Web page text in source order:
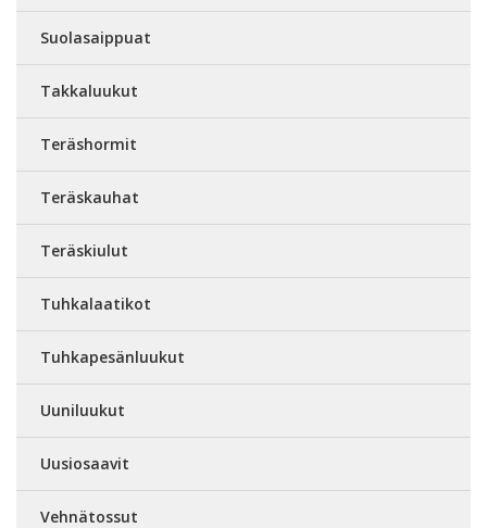
Suolasaippuat
Takkaluukut
Teräshormit
Teräskauhat
Teräskiulut
Tuhkalaatikot
Tuhkapesänluukut
Uuniluukut
Uusiosaavit
Vehnätossut